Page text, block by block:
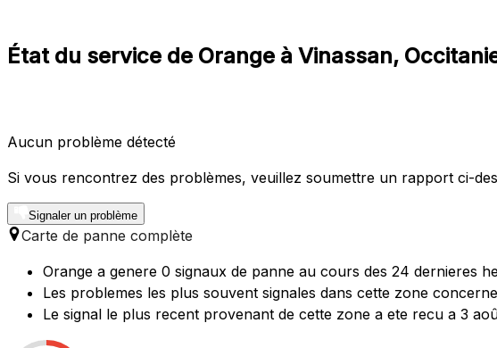
État du service de Orange à Vinassan,
Aucun problème détecté
Si vous rencontrez des problèmes, veuillez soumettre un rapport ci-
Signaler un problème
Carte de panne complète
Orange a genere 0 signaux de panne au cours des 24 dernieres
Les problemes les plus souvent signales dans cette zone
Le signal le plus recent provenant de cette zone a ete recu a 3